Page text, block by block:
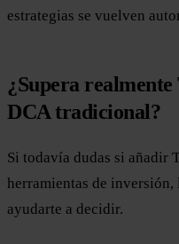
estrategias se vuelven
¿Supera
DCA tradicional?
Si todavía dudas si añadir
herramientas de
ayudarte a decidir.